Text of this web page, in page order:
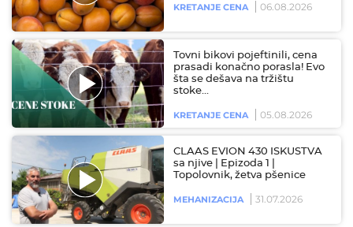
KRETANJE CENA 06.08.2026
Tovni bikovi pojeftinili, cena
prasadi konačno porasla! Evo
šta se dešava na tržištu
stoke…
KRETANJE CENA 05.08.2026
CLAAS EVION 430 ISKUSTVA
sa njive | Epizoda 1 |
Topolovnik, žetva pšenice
MEHANIZACIJA 31.07.2026